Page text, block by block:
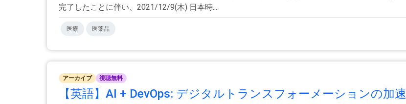
完了したことに伴い、2021/12/9(木) 日本時...
医療 医薬品
アーカイブ 視聴無料
【英語】AI + DevOps: デジタルトランスフォーメーションの加速